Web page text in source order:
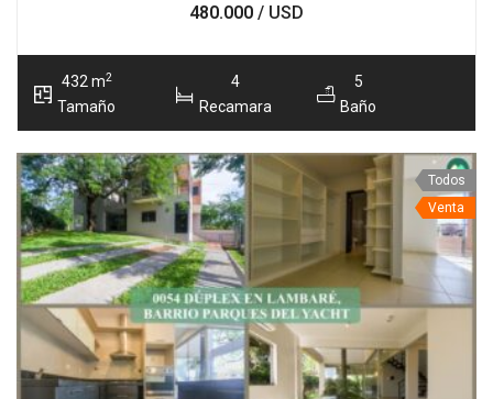
480.000 / USD
432 m2
Tamaño
4
Recamara
5
Baño
Todos
Venta